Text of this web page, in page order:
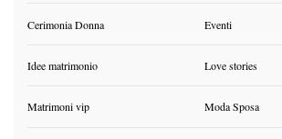
Cerimonia Donna Eventi
Idee matrimonio Love stories
Matrimoni vip Moda Sposa